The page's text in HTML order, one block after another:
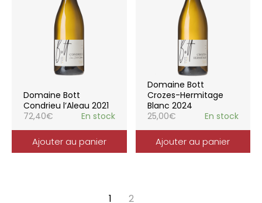
Domaine Bott
Condrieu l’Aleau 2021
72,40€ En stock
Ajouter au panier
Domaine Bott
Crozes-Hermitage
Blanc 2024
25,00€ En stock
Ajouter au panier
1 2